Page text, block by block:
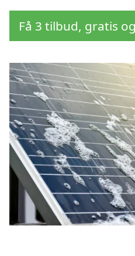
Få 3 tilbud, gratis